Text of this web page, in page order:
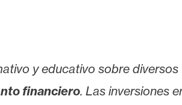
y educativo sobre
financiero. Las inversiones